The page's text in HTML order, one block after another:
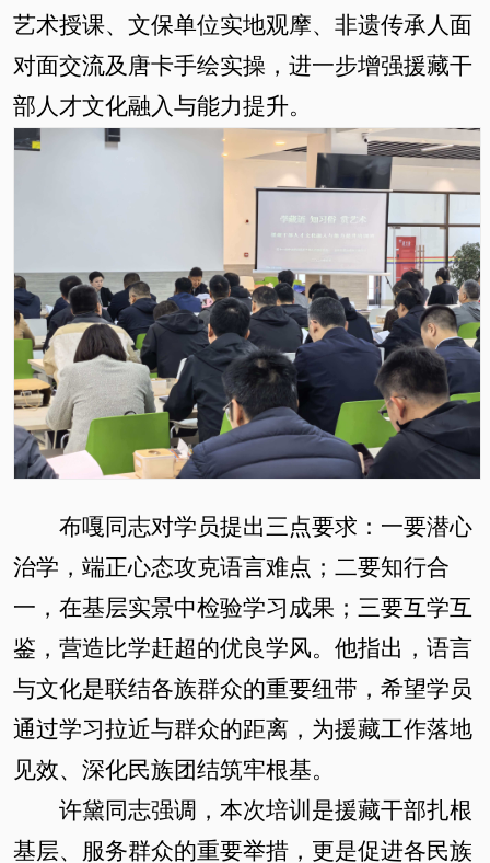
艺术授课、文保单位实地观摩、非遗传承人面
对面交流及唐卡手绘实操， 进一步增强援藏干
部人才文化融入与能力提升。
布嘎同志对学员提出三点要求：一要潜心
治学，端正心态攻克语言难点；二要知行合
一，在基层实景中检验学习成果；三要互学互
鉴，营造比学赶超的优良学风。他指出，语言
与文化是联结各族群众的重要纽带，希望学员
通过学习拉近与群众的距离，为援藏工作落地
见效、深化民族团结筑牢根基。
许黛同志强调，本次培训是援藏干部扎根
基层、服务群众的重要举措，更是促进各民族